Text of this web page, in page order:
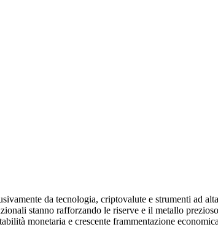
da tecnologia, criptovalute e strumenti ad
stanno rafforzando le riserve e il metallo
monetaria e crescente frammentazione